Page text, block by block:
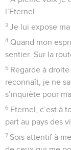
l’Eternel.
3 Je lui expose
4 Quand mon
sentier. Sur la
5 Regarde à
reconnaît, je ne
s’inquiète pour
6 Eternel, c’est à
part au pays des
7 Sois attentif à